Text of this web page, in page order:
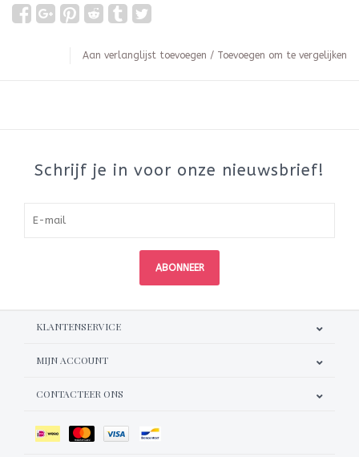
Aan verlanglijst toevoegen / Toevoegen om te vergelijken
Schrijf je in voor onze nieuwsbrief!
ABONNEER
KLANTENSERVICE
MIJN ACCOUNT
CONTACTEER ONS